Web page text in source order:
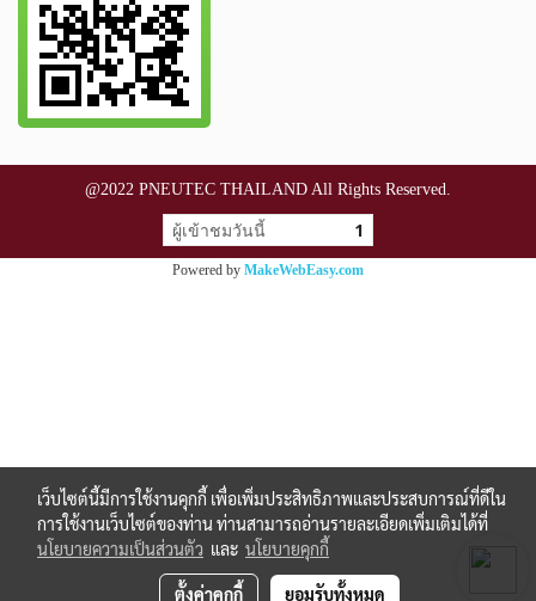
@2022 PNEUTEC THAILAND All Rights Reserved.
ผู้เข้าชมวันนี้ 1
Powered by MakeWebEasy.com
เว็บไซต์นี้มีการใช้งานคุกกี้ เพื่อเพิ่มประสิทธิภาพและประสบการณ์ที่ดีใน
การใช้งานเว็บไซต์ของท่าน ท่านสามารถอ่านรายละเอียดเพิ่มเติมได้ที่
นโยบายความเป็นส่วนตัว และ นโยบายคุกกี้
ตั้งค่าคุกกี้ ยอมรับทั้งหมด